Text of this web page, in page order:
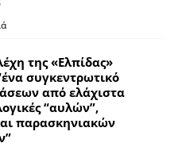
της «Ελπίδας»
συγκεντρωτικό
από ελάχιστα
“αυλών”,
παρασκηνιακών